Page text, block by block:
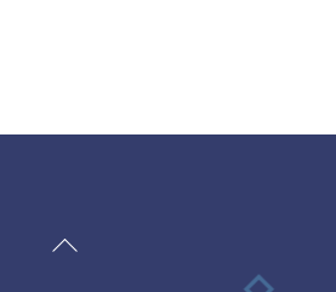
Back